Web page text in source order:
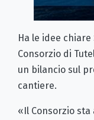
Ha le idee
Consorzio di
un bilancio sul
cantiere.
«Il Consorzio